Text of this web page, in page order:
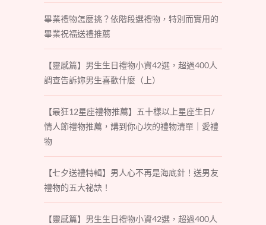
畢業禮物怎麼挑？依階段選禮物，特別而實用的
畢業祝福送禮推薦
【靈感篇】男生生日禮物小資42選，超過400人
調查告訴妳男生喜歡什麼（上）
【最狂12星座禮物推薦】五十樣以上星座生日/
情人節禮物推薦，講到你心坎的禮物清單｜愛禮
物
【七夕送禮特輯】男人心不再是海底針！送男友
禮物的五大祕訣！
【靈感篇】男生生日禮物小資42選，超過400人